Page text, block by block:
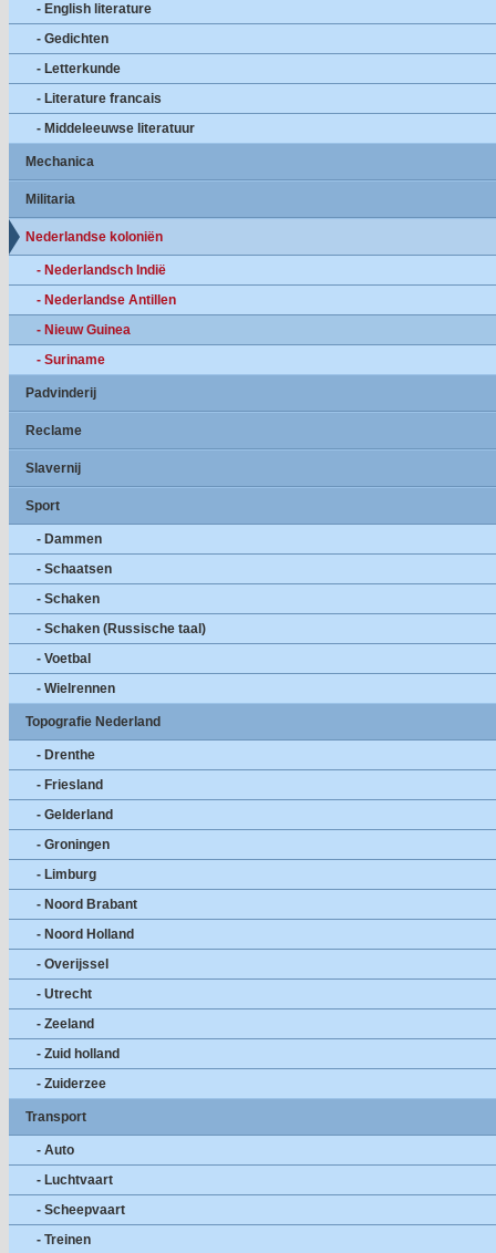
- English literature
- Gedichten
- Letterkunde
- Literature francais
- Middeleeuwse literatuur
Mechanica
Militaria
Nederlandse koloniën
- Nederlandsch Indië
- Nederlandse Antillen
- Nieuw Guinea
- Suriname
Padvinderij
Reclame
Slavernij
Sport
- Dammen
- Schaatsen
- Schaken
- Schaken (Russische taal)
- Voetbal
- Wielrennen
Topografie Nederland
- Drenthe
- Friesland
- Gelderland
- Groningen
- Limburg
- Noord Brabant
- Noord Holland
- Overijssel
- Utrecht
- Zeeland
- Zuid holland
- Zuiderzee
Transport
- Auto
- Luchtvaart
- Scheepvaart
- Treinen